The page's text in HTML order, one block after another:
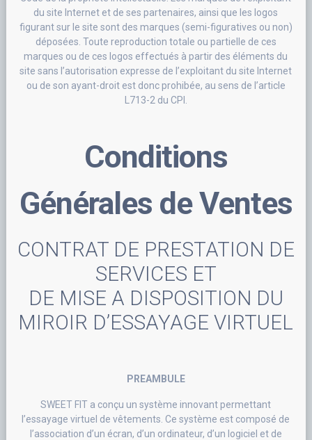
du site Internet et de ses partenaires, ainsi que les logos
figurant sur le site sont des marques (semi-figuratives ou non)
déposées. Toute reproduction totale ou partielle de ces
marques ou de ces logos effectués à partir des éléments du
site sans l’autorisation expresse de l’exploitant du site Internet
ou de son ayant-droit est donc prohibée, au sens de l’article
L713-2 du CPI.
Conditions
Générales de Ventes
CONTRAT DE PRESTATION DE
SERVICES ET
DE MISE A DISPOSITION DU
MIROIR D’ESSAYAGE VIRTUEL
PREAMBULE
SWEET FIT a conçu un système innovant permettant
l’essayage virtuel de vêtements. Ce système est composé de
l’association d’un écran, d’un ordinateur, d’un logiciel et de